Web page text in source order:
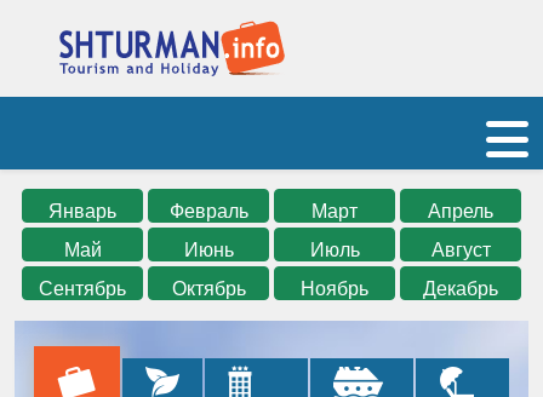
Январь Февраль Март
Апрель
Май
Июнь Июль
Август
Сентябрь
Октябрь Ноябрь Декабрь